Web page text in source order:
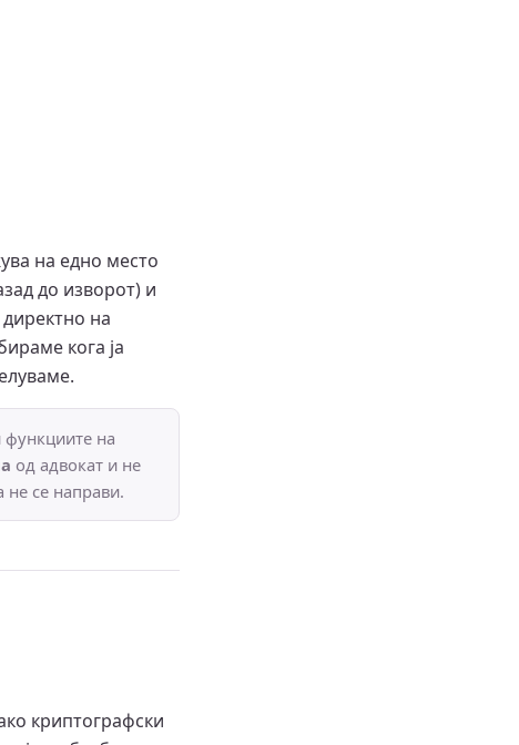
на едно место
до изворот) и
на
кога ја
функциите на
од адвокат и не
не се направи.
криптографски